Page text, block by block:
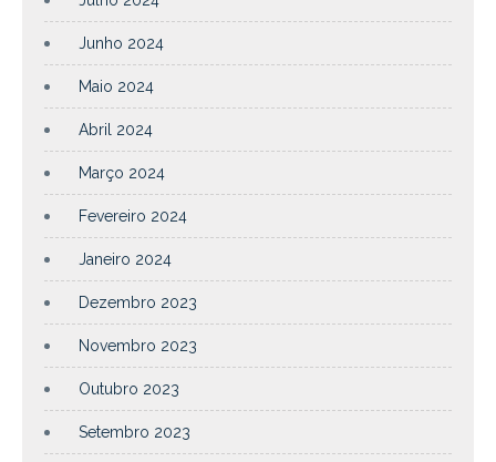
Junho 2024
Maio 2024
Abril 2024
Março 2024
Fevereiro 2024
Janeiro 2024
Dezembro 2023
Novembro 2023
Outubro 2023
Setembro 2023